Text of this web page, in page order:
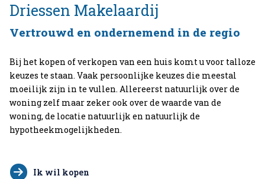
Vertrouwd en ondernemend in de regio
Driessen Makelaardij
Bij het kopen of verkopen van een huis komt u voor talloze
keuzes te staan. Vaak persoonlijke keuzes die meestal
moeilijk zijn in te vullen. Allereerst natuurlijk over de
woning zelf maar zeker ook over de waarde van de
woning, de locatie natuurlijk en natuurlijk de
hypotheekmogelijkheden.
Ik wil kopen